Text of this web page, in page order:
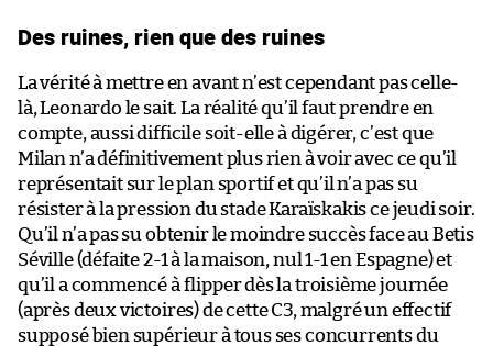
Des ruines, rien que des ruines
La vérité à mettre en avant n’est cependant pas celle-
là, Leonardo le sait. La réalité qu’il faut prendre en
compte, aussi difficile soit-elle à digérer, c’est que
Milan n’a définitivement plus rien à voir avec ce qu’il
représentait sur le plan sportif et qu’il n’a pas su
résister à la pression du stade Karaïskakis ce jeudi soir.
Qu’il n’a pas su obtenir le moindre succès face au Betis
Séville (défaite 2-1 à la maison, nul 1-1 en Espagne) et
qu’il a commencé à flipper dès la troisième journée
(après deux victoires) de cette C3, malgré un effectif
supposé bien supérieur à tous ses concurrents du